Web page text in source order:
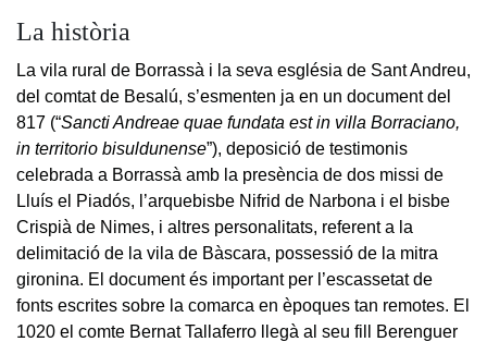
La història
La vila rural de Borrassà i la seva església de Sant Andreu,
del comtat de Besalú, s’esmenten ja en un document del
817 (“Sancti Andreae quae fundata est in villa Borraciano,
in territorio bisuldunense”), deposició de testimonis
celebrada a Borrassà amb la presència de dos missi de
Lluís el Piadós, l’arquebisbe Nifrid de Narbona i el bisbe
Crispià de Nimes, i altres personalitats, referent a la
delimitació de la vila de Bàscara, possessió de la mitra
gironina. El document és important per l’escassetat de
fonts escrites sobre la comarca en èpoques tan remotes. El
1020 el comte Bernat Tallaferro llegà al seu fill Berenguer